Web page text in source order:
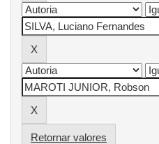
Retornar valores